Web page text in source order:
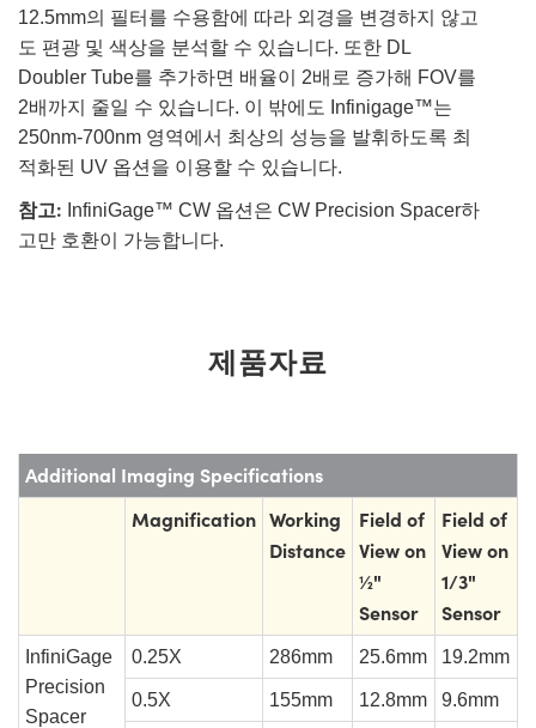
12.5mm의 필터를 수용함에 따라 외경을 변경하지 않고
도 편광 및 색상을 분석할 수 있습니다. 또한 DL
Doubler Tube를 추가하면 배율이 2배로 증가해 FOV를
2배까지 줄일 수 있습니다. 이 밖에도 Infinigage™는
250nm-700nm 영역에서 최상의 성능을 발휘하도록 최
적화된 UV 옵션을 이용할 수 있습니다.
참고: InfiniGage™ CW 옵션은 CW Precision Spacer하
고만 호환이 가능합니다.
제품자료
Additional Imaging Specifications
Magnification Working
Distance
Field of
View on
½"
Sensor
Field of
View on
1/3"
Sensor
InfiniGage
Precision
Spacer
0.25X 286mm 25.6mm 19.2mm
0.5X 155mm 12.8mm 9.6mm